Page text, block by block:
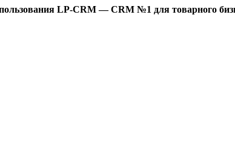
LP-CRM — CRM №1 для товарного